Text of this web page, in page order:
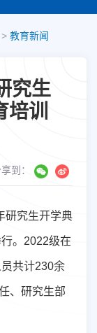
> 教育新闻
究生
培训
到：
研究生开学典
。 2022级在
共计230余
、研究生部